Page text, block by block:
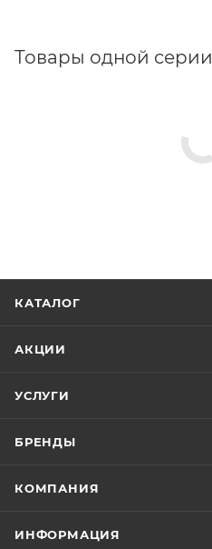
Товары одной серии
КАТАЛОГ
АКЦИИ
УСЛУГИ
БРЕНДЫ
КОМПАНИЯ
ИНФОРМАЦИЯ